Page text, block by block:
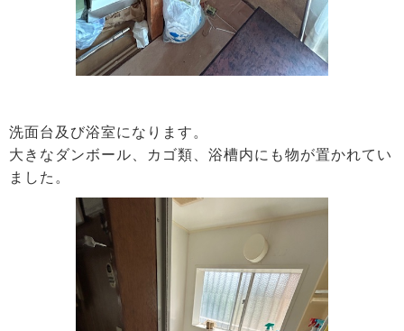
洗面台及び浴室になります。
大きなダンボール、カゴ類、浴槽内にも物が置かれてい
ました。